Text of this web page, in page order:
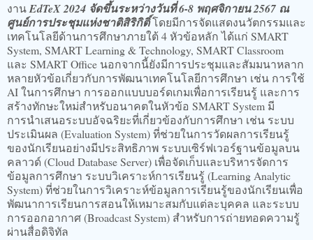
งานEdTeX 2024 จัดขึ้นระหว่างวันที่ 6-8 พฤศจิกายน 2567 ณ
ศูนย์การประชุมแห่งชาติสิริกิติ์โดยมีการจัดแสดงนวัตกรรมและ
เทคโนโลยีด้านการศึกษาภายใต้ 4 หัวข้อหลัก ได้แก่ SMART
System, SMART Learning & Technology, SMART Classroom
และ SMART Office นอกจากนี้ยังมีการประชุมและสัมมนาหลาก
หลายหัวข้อเกี่ยวกับการพัฒนาเทคโนโลยีการศึกษา เช่น การใช้
AI ในการศึกษา การออกแบบบอร์ดเกมเพื่อการเรียนรู้ และการ
สร้างทักษะใหม่สำหรับอนาคตในหัวข้อ SMART System มี
การนำเสนอระบบอัจฉริยะที่เกี่ยวข้องกับการศึกษา เช่น ระบบ
ประเมินผล (Evaluation System) ที่ช่วยในการวัดผลการเรียนรู้
ของนักเรียนอย่างมีประสิทธิภาพ ระบบเซิร์ฟเวอร์ฐานข้อมูลบน
คลาวด์ (Cloud Database Server) เพื่อจัดเก็บและบริหารจัดการ
ข้อมูลการศึกษา ระบบวิเคราะห์การเรียนรู้ (Learning Analytic
System) ที่ช่วยในการวิเคราะห์ข้อมูลการเรียนรู้ของนักเรียนเพื่อ
พัฒนาการเรียนการสอนให้เหมาะสมกับแต่ละบุคคล และระบบ
การออกอากาศ (Broadcast System) สำหรับการถ่ายทอดความรู้
ผ่านสื่อดิจิทัล